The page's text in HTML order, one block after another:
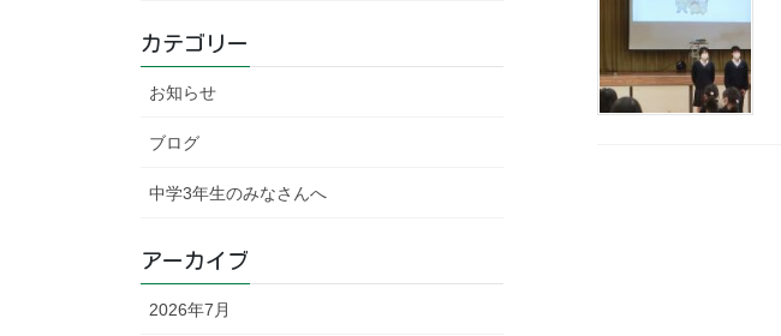
カテゴリー
お知らせ
ブログ
中学3年生のみなさんへ
アーカイブ
2026年7月